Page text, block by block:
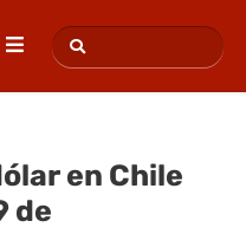
en Chile
de